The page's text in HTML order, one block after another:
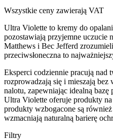
Wszystkie ceny zawierają VAT
Ultra Violette to kremy do
pozostawiają przyjemne uczucie
Matthews i Bec Jefferd
przeciwsłoneczna to
Eksperci codziennie pracują nad
rozprowadzają się i mieszają bez
nalotu, zapewniając idealną
Ultra Violette oferuje produkty
produkty wzbogacone są
wzmacniają naturalną barierę
Filtry